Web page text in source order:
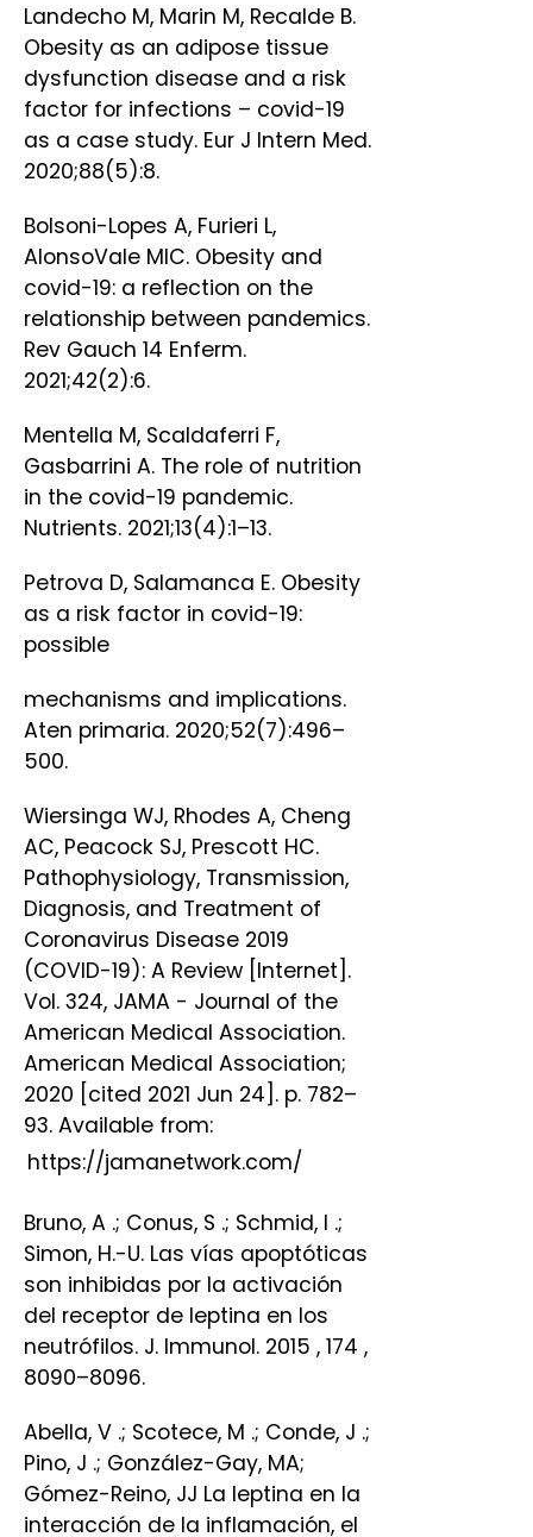
Landecho M, Marin M, Recalde B.
Obesity as an adipose tissue
dysfunction disease and a risk
factor for infections – covid-19
as a case study. Eur J Intern Med.
2020;88(5):8.
Bolsoni-Lopes A, Furieri L,
AlonsoVale MIC. Obesity and
covid-19: a reflection on the
relationship between pandemics.
Rev Gauch 14 Enferm.
2021;42(2):6.
Mentella M, Scaldaferri F,
Gasbarrini A. The role of nutrition
in the covid-19 pandemic.
Nutrients. 2021;13(4):1–13.
Petrova D, Salamanca E. Obesity
as a risk factor in covid-19:
possible
mechanisms and implications.
Aten primaria. 2020;52(7):496–
500.
Wiersinga WJ, Rhodes A, Cheng
AC, Peacock SJ, Prescott HC.
Pathophysiology, Transmission,
Diagnosis, and Treatment of
Coronavirus Disease 2019
(COVID-19): A Review [Internet].
Vol. 324, JAMA - Journal of the
American Medical Association.
American Medical Association;
2020 [cited 2021 Jun 24]. p. 782–
93. Available from:
https://jamanetwork.com/
Bruno, A .; Conus, S .; Schmid, I .;
Simon, H.-U. Las vías apoptóticas
son inhibidas por la activación
del receptor de leptina en los
neutrófilos. J. Immunol. 2015 , 174 ,
8090–8096.
Abella, V .; Scotece, M .; Conde, J .;
Pino, J .; González-Gay, MA;
Gómez-Reino, JJ La leptina en la
interacción de la inflamación, el